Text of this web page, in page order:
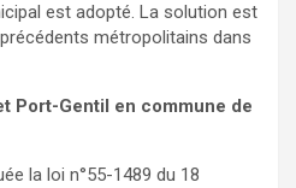
est adopté. La solution est
métropolitains dans
Port-Gentil en commune de
la loi n°55-1489 du 18